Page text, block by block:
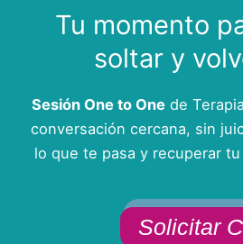
Tu momento
soltar y
Sesión One to One de
conversación cercana, sin
lo que te pasa y recuperar
Solicitar